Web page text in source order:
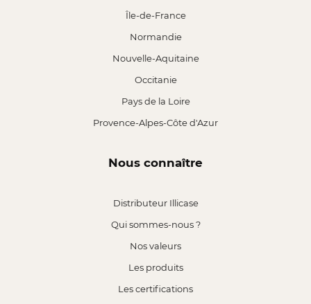
Île-de-France
Normandie
Nouvelle-Aquitaine
Occitanie
Pays de la Loire
Provence-Alpes-Côte d'Azur
Nous connaître
Distributeur Illicase
Qui sommes-nous ?
Nos valeurs
Les produits
Les certifications